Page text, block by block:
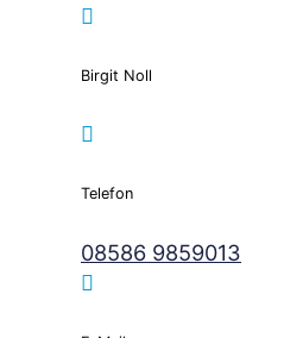
Birgit Noll
Telefon
08586 9859013